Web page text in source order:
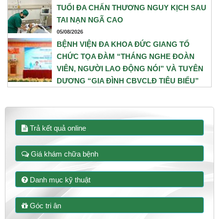
TUỔI ĐA CHẤN THƯƠNG NGUY KỊCH SAU
TAI NẠN NGÃ CAO
05/08/2026
BỆNH VIỆN ĐA KHOA ĐỨC GIANG TỔ
CHỨC TỌA ĐÀM “THÁNG NGHE ĐOÀN
VIÊN, NGƯỜI LAO ĐỘNG NÓI” VÀ TUYÊN
DƯƠNG “GIA ĐÌNH CBVCLĐ TIÊU BIỂU”
Trả kết quả online
Giá khám chữa bệnh
Danh mục kỹ thuật
Góc tri ân